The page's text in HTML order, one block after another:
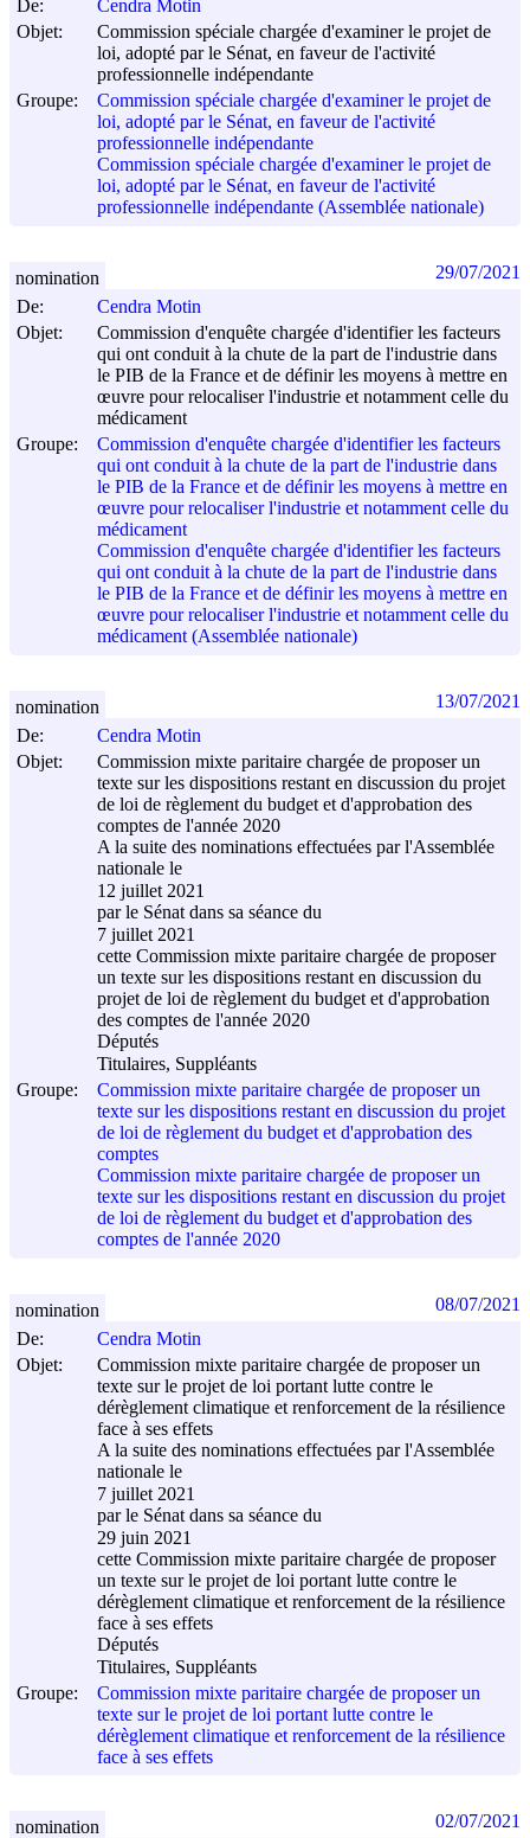
De:
Cendra Motin
Objet:
Commission spéciale chargée d'examiner le projet de
loi, adopté par le Sénat, en faveur de l'activité
professionnelle indépendante
Groupe:
Commission spéciale chargée d'examiner le projet de
loi, adopté par le Sénat, en faveur de l'activité
professionnelle indépendante
Commission spéciale chargée d'examiner le projet de
loi, adopté par le Sénat, en faveur de l'activité
professionnelle indépendante (Assemblée nationale)
De:
Cendra Motin
Objet:
Commission d'enquête chargée d'identifier les facteurs
qui ont conduit à la chute de la part de l'industrie dans
le PIB de la France et de définir les moyens à mettre en
œuvre pour relocaliser l'industrie et notamment celle du
médicament
Groupe:
Commission d'enquête chargée d'identifier les facteurs
qui ont conduit à la chute de la part de l'industrie dans
le PIB de la France et de définir les moyens à mettre en
œuvre pour relocaliser l'industrie et notamment celle du
médicament
Commission d'enquête chargée d'identifier les facteurs
qui ont conduit à la chute de la part de l'industrie dans
le PIB de la France et de définir les moyens à mettre en
œuvre pour relocaliser l'industrie et notamment celle du
médicament (Assemblée nationale)
nomination 29/07/2021
De:
Cendra Motin
Objet:
Commission mixte paritaire chargée de proposer un
texte sur les dispositions restant en discussion du projet
de loi de règlement du budget et d'approbation des
comptes de l'année 2020
A la suite des nominations effectuées par l'Assemblée
nationale le
12 juillet 2021
par le Sénat dans sa séance du
7 juillet 2021
cette Commission mixte paritaire chargée de proposer
un texte sur les dispositions restant en discussion du
projet de loi de règlement du budget et d'approbation
des comptes de l'année 2020
Députés
Titulaires, Suppléants
Groupe:
Commission mixte paritaire chargée de proposer un
texte sur les dispositions restant en discussion du projet
de loi de règlement du budget et d'approbation des
comptes
Commission mixte paritaire chargée de proposer un
texte sur les dispositions restant en discussion du projet
de loi de règlement du budget et d'approbation des
comptes de l'année 2020
nomination 13/07/2021
De:
Cendra Motin
Objet:
Commission mixte paritaire chargée de proposer un
texte sur le projet de loi portant lutte contre le
dérèglement climatique et renforcement de la résilience
face à ses effets
A la suite des nominations effectuées par l'Assemblée
nationale le
7 juillet 2021
par le Sénat dans sa séance du
29 juin 2021
cette Commission mixte paritaire chargée de proposer
un texte sur le projet de loi portant lutte contre le
dérèglement climatique et renforcement de la résilience
face à ses effets
Députés
Titulaires, Suppléants
Groupe:
Commission mixte paritaire chargée de proposer un
texte sur le projet de loi portant lutte contre le
dérèglement climatique et renforcement de la résilience
face à ses effets
nomination 08/07/2021
nomination 02/07/2021